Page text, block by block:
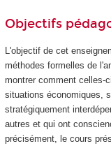
Objectifs
L'objectif de cet
méthodes formelles de
montrer comment celles-
situations économiques,
stratégiquement
autres et qui ont
précisément, le cours